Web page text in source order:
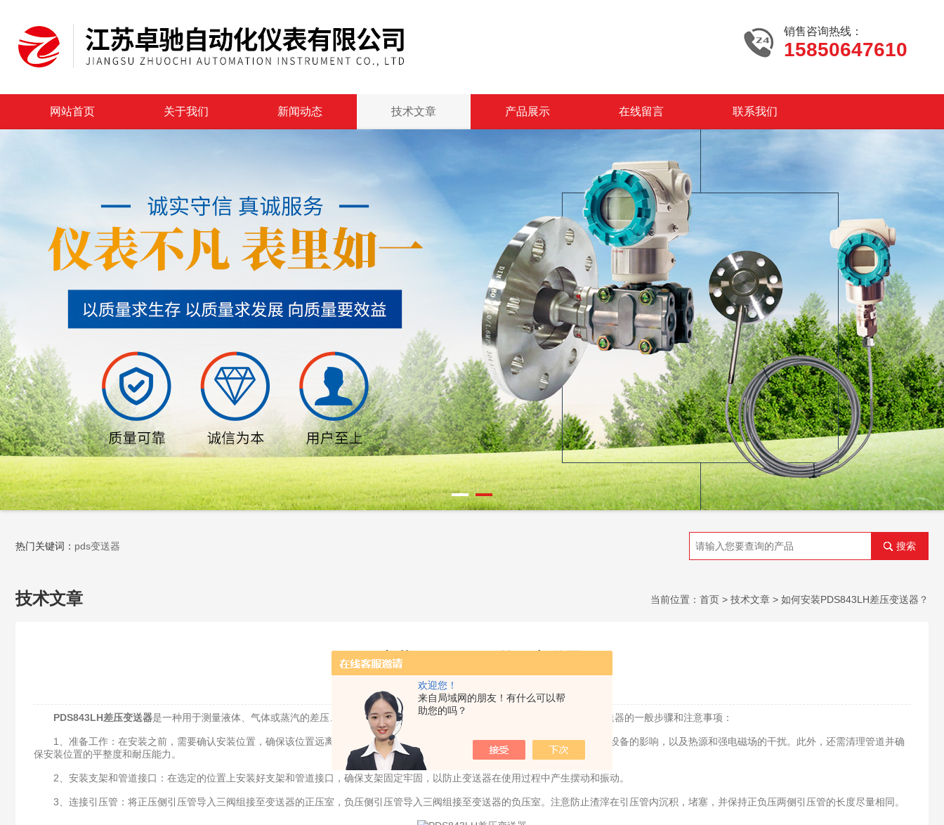
欢迎您！
来自局域网的朋友！有什么可以帮
助您的吗？
销售咨询热线：
15850647610
网站首页 关于我们 新闻动态 技术文章 产品展示 在线留言 联系我们
热门关键词： pds变送器 搜索
技术文章 当前位置： 首页 > 技术文章 > 如何安装PDS843LH差压变送器？
如何安装PDS843LH差压变送器？
更新时间：2025-01-02 | 点击率：1900
PDS843LH差压变送器是一种用于测量液体、气体或蒸汽的差压、流量，并将其转换为标准信号输出的设备。以下是安装差压变送器的一般步骤和注意事项：
1、准备工作：在安装之前，需要确认安装位置，确保该位置远离管道弯曲、分支和边缘部位，同时避免阀门、泵和其他流量调节设备的影响，以及热源和强电磁场的干扰。此外，还需清理管道并确
保安装位置的平整度和耐压能力。
2、安装支架和管道接口：在选定的位置上安装好支架和管道接口，确保支架固定牢固，以防止变送器在使用过程中产生摆动和振动。
3、连接引压管：将正压侧引压管导入三阀组接至变送器的正压室，负压侧引压管导入三阀组接至变送器的负压室。注意防止渣滓在引压管内沉积，堵塞，并保持正负压两侧引压管的长度尽量相同。